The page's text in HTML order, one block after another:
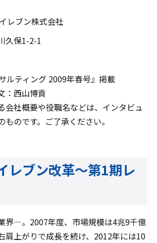
レブン株式会社
久保1-2-1
ルティング 2009年春号』掲載
：西山博貢
会社概要や役職名などは、インタビュ
ものです。ご了承ください。
レブン改革～第1期レ
界―。2007年度、市場規模は4兆9千億
肩上がりで成長を続け、2012年には10